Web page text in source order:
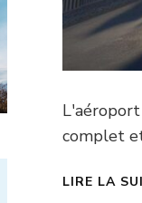
complet
LIRE LA